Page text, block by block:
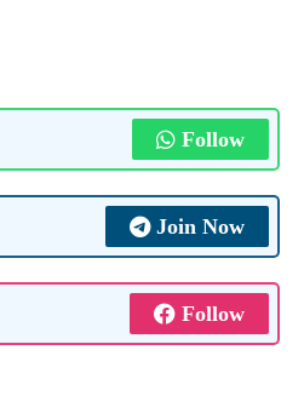
Follow
Join Now
Follow